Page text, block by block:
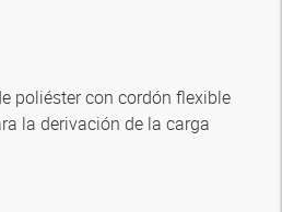
poliéster con cordón flexible
la derivación de la carga